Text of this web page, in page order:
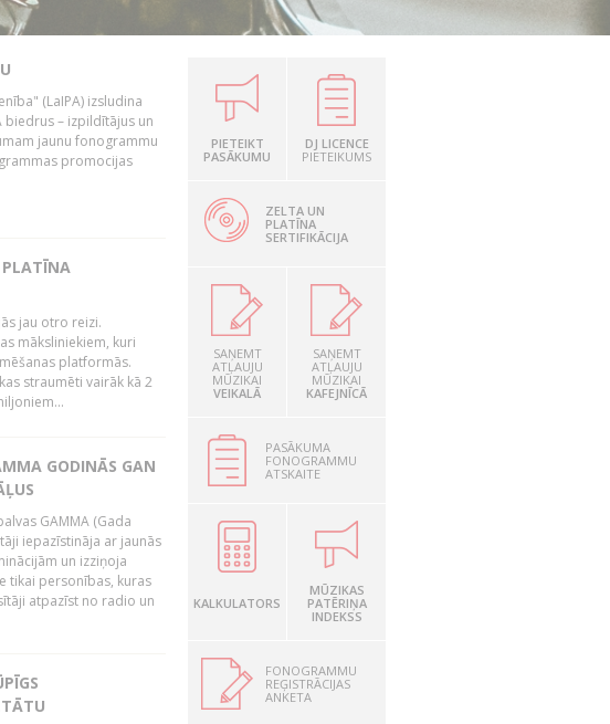
(LaIPA) izsludina
biedrus – izpildītājus un
jaunu fonogrammu
promocijas
PLATĪNA
jau otro reizi.
māksliniekiem, kuri
platformās.
straumēti vairāk kā 2
GODINĀS GAN
GAMMA (Gada
iepazīstināja ar jaunās
un izziņoja
tikai personības, kuras
atpazīst no radio un
PIETEIKT
PASĀKUMU
DJ LICENCE
PIETEIKUMS
ZELTA UN
PLATĪNA
SERTIFIKĀCIJA
SAŅEMT
ATĻAUJU
MŪZIKAI
VEIKALĀ
SAŅEMT
ATĻAUJU
MŪZIKAI
KAFEJNĪCĀ
PASĀKUMA
FONOGRAMMU
ATSKAITE
KALKULATORS
MŪZIKAS
PATĒRIŅA
INDEKSS
FONOGRAMMU
REĢISTRĀCIJAS
ANKETA